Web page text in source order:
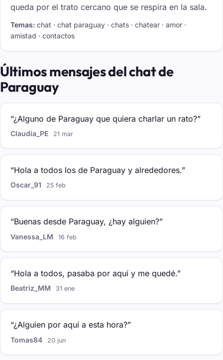
queda por el trato cercano que se respira en la sala.
Temas: chat · chat paraguay · chats · chatear · amor ·
amistad · contactos
Últimos mensajes del chat de
Paraguay
“¿Alguno de Paraguay que quiera charlar un rato?”
Claudia_PE 21 mar
“Hola a todos los de Paraguay y alrededores.”
Oscar_91 25 feb
“Buenas desde Paraguay, ¿hay alguien?”
Vanessa_LM 16 feb
“Hola a todos, pasaba por aquí y me quedé.”
Beatriz_MM 31 ene
“¿Alguien por aquí a esta hora?”
Tomas84 20 jun